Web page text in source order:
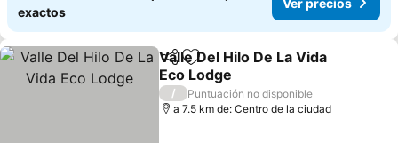
exactos
CompartirAñadir a favoritos
Valle Del Hilo De La Vida
Eco Lodge
/
Puntuación no disponible
a 7.5 km de: Centro de la ciudad